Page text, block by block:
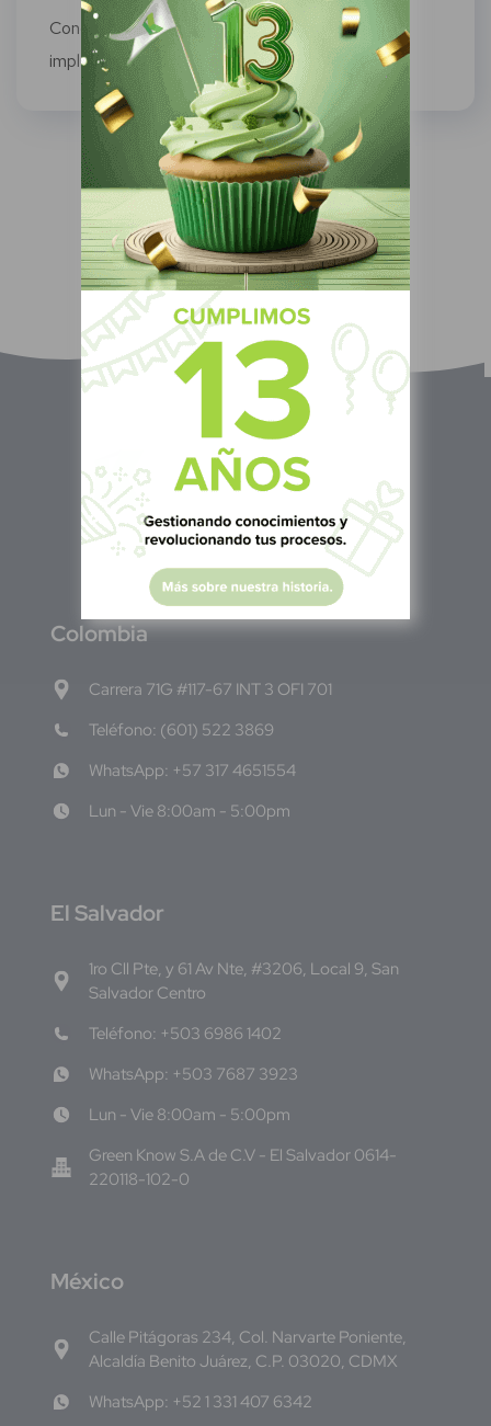
Conoce la legalidad de la firma digital e
impleméntala junto con Green Know y...
Colombia
Carrera 71G #117-67 INT 3 OFI 701
Teléfono: (601) 522 3869
WhatsApp: +57 317 4651554
Lun - Vie 8:00am - 5:00pm
El Salvador
1ro Cll Pte, y 61 Av Nte, #3206, Local 9, San
Salvador Centro
Teléfono: +503 6986 1402
WhatsApp: +503 7687 3923
Lun - Vie 8:00am - 5:00pm
Green Know S.A de C.V - El Salvador 0614-
220118-102-0
México
Calle Pitágoras 234, Col. Narvarte Poniente,
Alcaldía Benito Juárez, C.P. 03020, CDMX
WhatsApp: +52 1 331 407 6342